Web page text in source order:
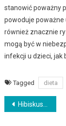
stanowić poważny
powoduje poważne
również znacznie
mogą być w
infekcji u dzieci, jak
Tagged dieta
Zobacz
Hibiskus – zastosowanie lecznicze